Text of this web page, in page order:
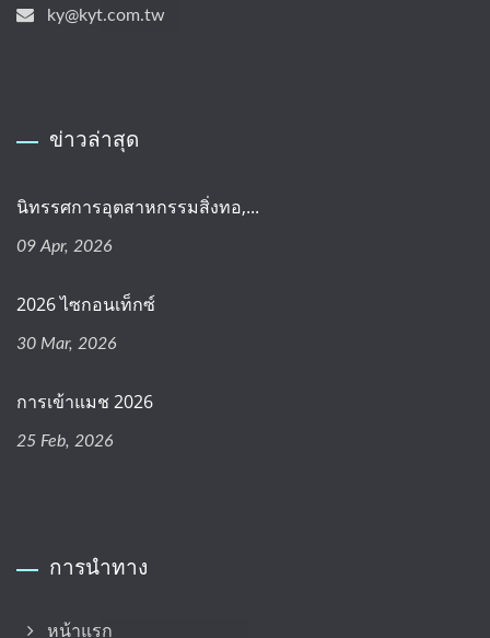
ky@kyt.com.tw
ข่าวล่าสุด
นิทรรศการอุตสาหกรรมสิ่งทอ,...
09 Apr, 2026
2026 ไซกอนเท็กซ์
30 Mar, 2026
การเข้าแมช 2026
25 Feb, 2026
การนำทาง
หน้าแรก